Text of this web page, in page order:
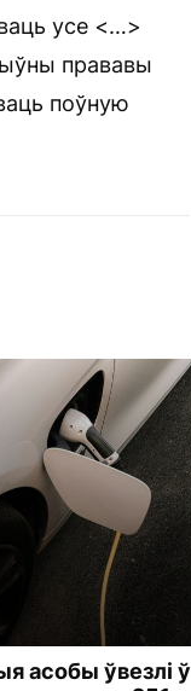
усе <…>
прававы
поўную
асобы ўвезлі ў